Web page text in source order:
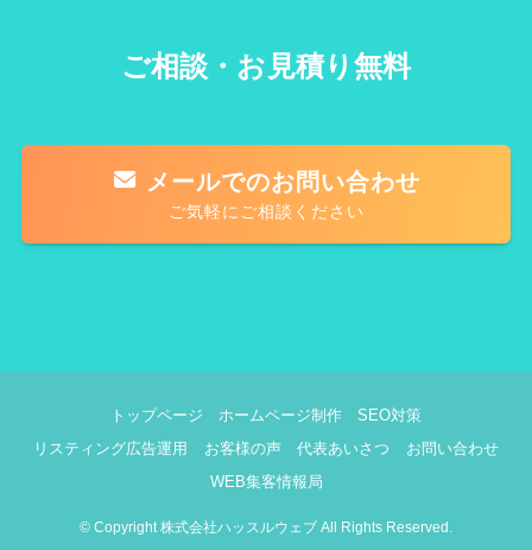
ご相談・お見積り無料
メールでのお問い合わせ
ご気軽にご相談ください
トップページ ホームページ制作
SEO対策
リスティング広告運用
お客様の声 代表あいさつ
お問い合わせ
WEB集客情報局
© Copyright 株式会社ハッスルウェブ All Rights Reserved.